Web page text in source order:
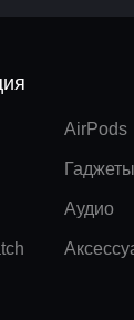
AirPods
Гаджеты
Аудио